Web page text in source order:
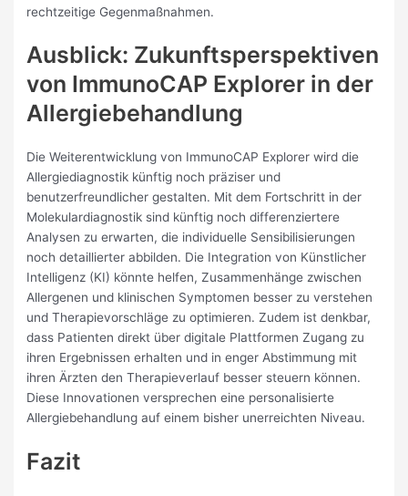
rechtzeitige Gegenmaßnahmen.
Ausblick: Zukunftsperspektiven
von ImmunoCAP Explorer in der
Allergiebehandlung
Die Weiterentwicklung von ImmunoCAP Explorer wird die
Allergiediagnostik künftig noch präziser und
benutzerfreundlicher gestalten. Mit dem Fortschritt in der
Molekulardiagnostik sind künftig noch differenziertere
Analysen zu erwarten, die individuelle Sensibilisierungen
noch detaillierter abbilden. Die Integration von Künstlicher
Intelligenz (KI) könnte helfen, Zusammenhänge zwischen
Allergenen und klinischen Symptomen besser zu verstehen
und Therapievorschläge zu optimieren. Zudem ist denkbar,
dass Patienten direkt über digitale Plattformen Zugang zu
ihren Ergebnissen erhalten und in enger Abstimmung mit
ihren Ärzten den Therapieverlauf besser steuern können.
Diese Innovationen versprechen eine personalisierte
Allergiebehandlung auf einem bisher unerreichten Niveau.
Fazit